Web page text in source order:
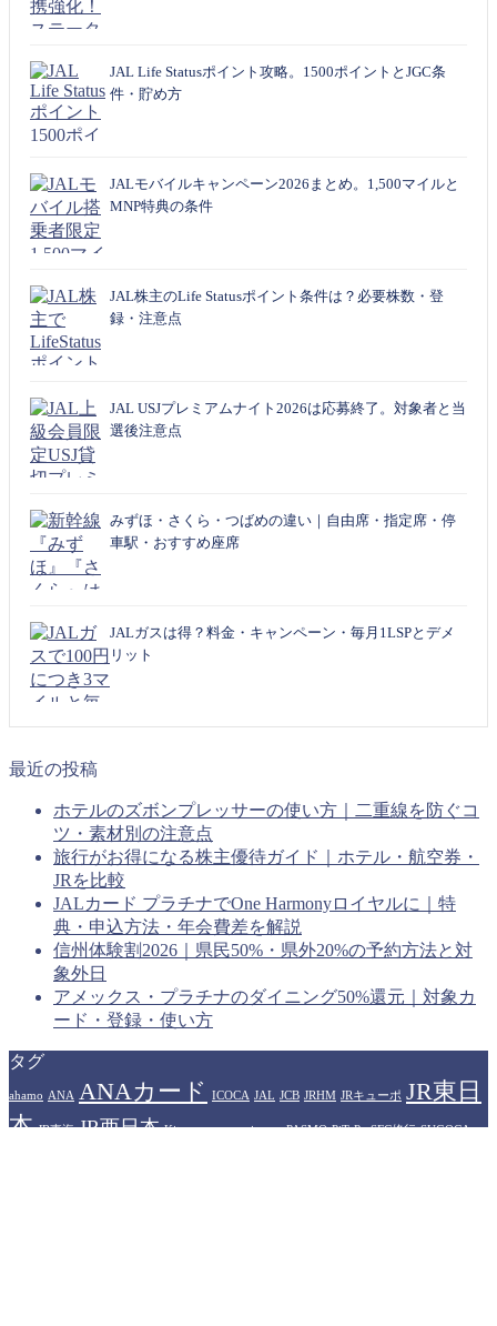
JAL Life Statusポイント攻略。1500ポイントとJGC条
件・貯め方
JALモバイルキャンペーン2026まとめ。1,500マイルと
MNP特典の条件
JAL株主のLife Statusポイント条件は？必要株数・登
録・注意点
JAL USJプレミアムナイト2026は応募終了。対象者と当
選後注意点
みずほ・さくら・つばめの違い｜自由席・指定席・停
車駅・おすすめ座席
JALガスは得？料金・キャンペーン・毎月1LSPとデメ
リット
最近の投稿
ホテルのズボンプレッサーの使い方｜二重線を防ぐコ
ツ・素材別の注意点
旅行がお得になる株主優待ガイド｜ホテル・航空券・
JRを比較
JALカード プラチナでOne Harmonyロイヤルに｜特
典・申込方法・年会費差を解説
信州体験割2026｜県民50%・県外20%の予約方法と対
象外日
アメックス・プラチナのダイニング50%還元｜対象カ
ード・登録・使い方
タグ
ahamo ANA ANAカード ICOCA JAL JCB JRHM JRキューポ JR東日
本 JR東海 JR西日本 Kitaca manaca nimoca PASMO PiTaPa SFC修行 SUGOCA